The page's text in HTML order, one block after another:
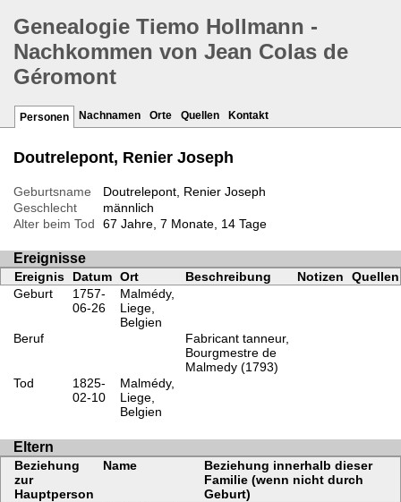
Genealogie Tiemo Hollmann -
Nachkommen von Jean Colas de
Géromont
Personen Nachnamen Orte Quellen Kontakt
Doutrelepont, Renier Joseph
Geburtsname
Doutrelepont, Renier Joseph
Geschlecht
männlich
Alter beim Tod
67 Jahre, 7 Monate, 14 Tage
Ereignisse
Ereignis Datum Ort Beschreibung Notizen
Quellen
Geburt
1757-
06-26
Malmédy,
Liege,
Belgien
Beruf
Fabricant tanneur,
Bourgmestre de
Malmedy (1793)
Tod
1825-
02-10
Malmédy,
Liege,
Belgien
Eltern
Beziehung
zur
Hauptperson
Name
Beziehung innerhalb dieser
Familie (wenn nicht durch
Geburt)